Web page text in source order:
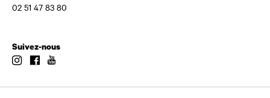
02 51 47 83 80
Suivez-nous
InstagramFacebook